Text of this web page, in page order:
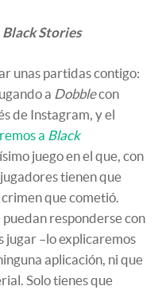
Black Stories
unas partidas contigo:
a Dobblecon
de Instagram, y el
a Black
juego en el que, con
tienen que
que cometió.
responderse con
jugar –lo explicaremos
aplicación, ni que
Solo tienes que